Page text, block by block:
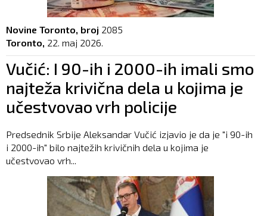
Novine Toronto, broj 2085
Toronto, 22. maj 2026.
Vučić: I 90-ih i 2000-ih imali smo
najteža krivična dela u kojima je
učestvovao vrh policije
Predsednik Srbije Aleksandar Vučić izjavio je da je "i 90-ih
i 2000-ih" bilo najtežih krivičnih dela u kojima je
učestvovao vrh...